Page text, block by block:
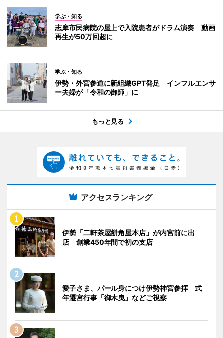
学ぶ・知る
志摩市民病院の屋上で入院患者がドラム演奏 動画
再生が50万回超に
学ぶ・知る
伊勢・外宮参道に新組織GPT発足 インフルエンサ
ー夫婦が「令和の御師」に
もっと見る
アクセスランキング
伊勢「二軒茶屋餅角屋本店」が内宮前に出
店 創業450年間で初の支店
愛子さま、パール身につけ伊勢神宮参拝 式
年遷宮行事「御木曳」などご視察